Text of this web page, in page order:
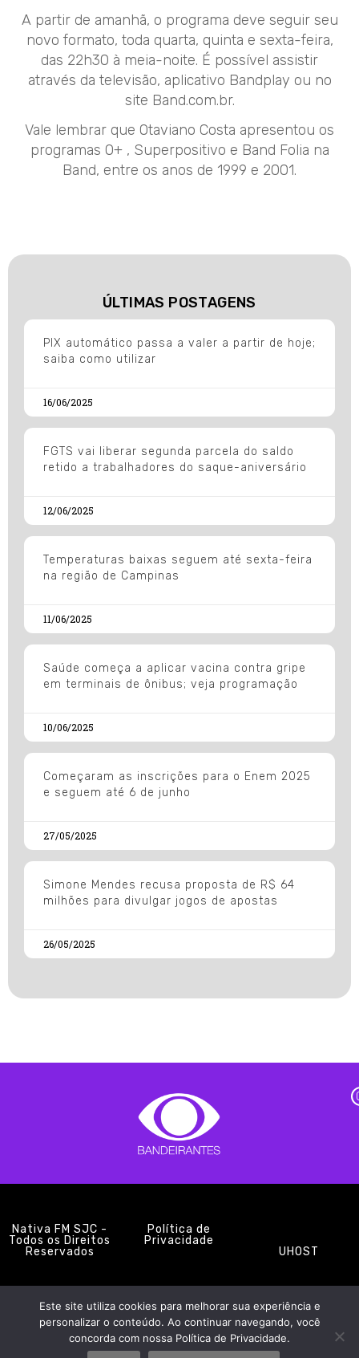
A partir de amanhã, o programa deve seguir seu
novo formato, toda quarta, quinta e sexta-feira,
das 22h30 à meia-noite. É possível assistir
através da televisão, aplicativo Bandplay ou no
site Band.com.br.
Vale lembrar que Otaviano Costa apresentou os
programas O+ , Superpositivo e Band Folia na
Band, entre os anos de 1999 e 2001.
ÚLTIMAS POSTAGENS
PIX automático passa a valer a partir de hoje;
saiba como utilizar
16/06/2025
FGTS vai liberar segunda parcela do saldo
retido a trabalhadores do saque-aniversário
12/06/2025
Temperaturas baixas seguem até sexta-feira
na região de Campinas
11/06/2025
Saúde começa a aplicar vacina contra gripe
em terminais de ônibus; veja programação
10/06/2025
Começaram as inscrições para o Enem 2025
e seguem até 6 de junho
27/05/2025
Simone Mendes recusa proposta de R$ 64
milhões para divulgar jogos de apostas
26/05/2025
Nativa FM SJC -
Todos os Direitos
Reservados
Política de
Privacidade
UHOST
PROMOÇÕES EQUIPE NOTÍCIAS CONTATO
Este site utiliza cookies para melhorar sua experiência e
personalizar o conteúdo. Ao continuar navegando, você
concorda com nossa Política de Privacidade.